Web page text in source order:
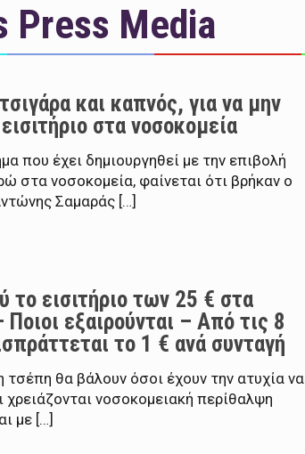
Press Media
και καπνός, για να μην
στα νοσοκομεία
που έχει δημιουργηθεί με την επιβολή
στα νοσοκομεία, φαίνεται ότι βρήκαν ο
Σαμαράς […]
το εισιτήριο των 25 € στα
εξαιρούνται – Από τις 8
το 1 € ανά συνταγή
τσέπη θα βάλουν όσοι έχουν την ατυχία να
νοσοκομειακή περίθαλψη
με […]